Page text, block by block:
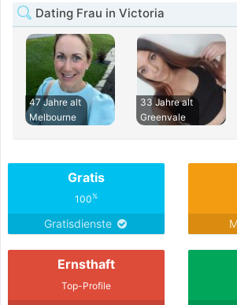
Dating Frau in Victoria
47 Jahre alt
Melbourne
33 Jahre alt
Greenvale
Gratis
100%
Gratisdienste
Ernsthaft
Top-Profile